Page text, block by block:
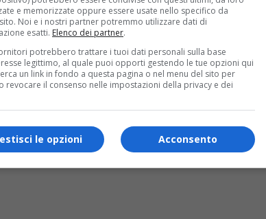
l’ex”
e memorizzate oppure essere usate nello specifico da
Noi e i nostri partner potremmo utilizzare dati di
esatti. Elenco dei partner.
potrebbero trattare i tuoi dati personali sulla base
legittimo, al quale puoi opporti gestendo le tue opzioni qui
un link in fondo a questa pagina o nel menu del sito per
revocare il consenso nelle impostazioni della privacy e dei
Acconsento
le opzioni